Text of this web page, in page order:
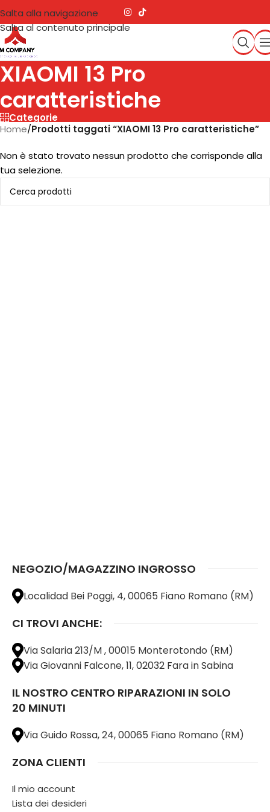
Salta alla navigazione
Salta al contenuto principale
XIAOMI 13 Pro
caratteristiche
Categorie
Home/Prodotti taggati “XIAOMI 13 Pro caratteristiche”
Non è stato trovato nessun prodotto che corrisponde alla
tua selezione.
NEGOZIO/MAGAZZINO INGROSSO
Localidad Bei Poggi, 4, 00065 Fiano Romano (RM)
CI TROVI ANCHE:
Via Salaria 213/M , 00015 Monterotondo (RM)
Via Giovanni Falcone, 11, 02032 Fara in Sabina
IL NOSTRO CENTRO RIPARAZIONI IN SOLO
20 MINUTI
Via Guido Rossa, 24, 00065 Fiano Romano (RM)
ZONA CLIENTI
Il mio account
Lista dei desideri